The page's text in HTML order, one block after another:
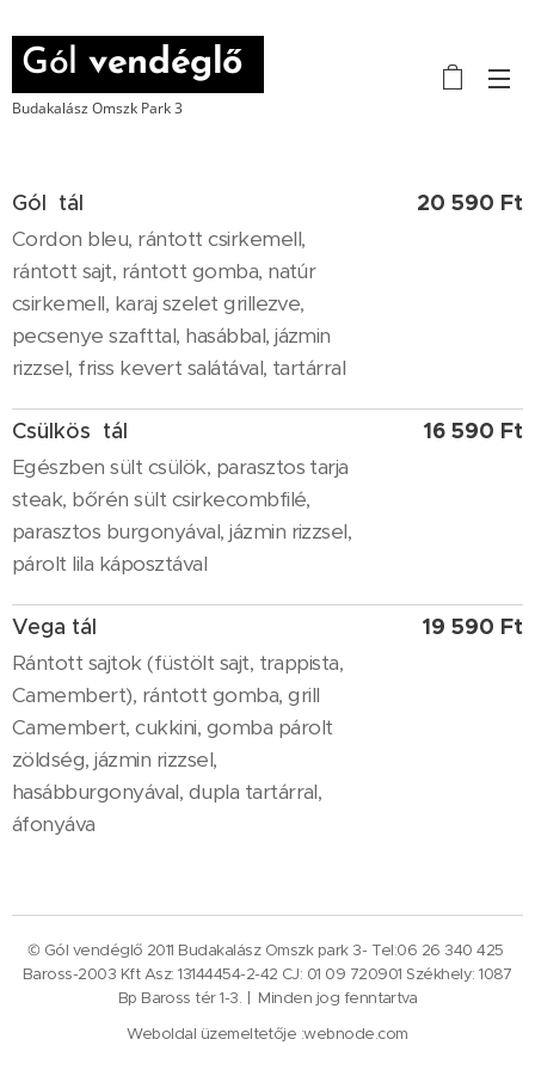
Gólvendéglő
Budakalász Omszk Park 3
Gól tál
Cordon bleu, rántott csirkemell,
rántott sajt, rántott gomba, natúr
csirkemell, karaj szelet grillezve,
pecsenye szafttal, hasábbal, jázmin
rizzsel, friss kevert salátával, tartárral
20 590 Ft
Csülkös tál
Egészben sült csülök, parasztos tarja
steak, bőrén sült csirkecombfilé,
parasztos burgonyával, jázmin rizzsel,
párolt lila káposztával
16 590 Ft
Vega tál
Rántott sajtok (füstölt sajt, trappista,
Camembert), rántott gomba, grill
Camembert, cukkini, gomba párolt
zöldség, jázmin rizzsel,
hasábburgonyával, dupla tartárral,
áfonyáva
19 590 Ft
© Gól vendéglő 2011 Budakalász Omszk park 3- Tel:06 26 340 425
Baross-2003 Kft Asz: 13144454-2-42 CJ: 01 09 720901 Székhely: 1087
Bp Baross tér 1-3. | Minden jog fenntartva
Weboldal üzemeltetője :webnode.com